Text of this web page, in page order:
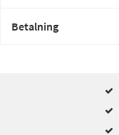
Betalning